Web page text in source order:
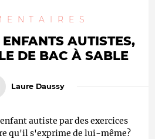
AUTISTES,
DE BAC À SABLE
Laure Daussy
autiste par des exercices
qu'il s'exprime de lui-même?